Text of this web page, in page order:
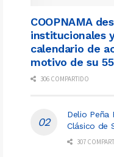
COOPNAMA
institucionales
calendario de
motivo de su
306 COMPARTIDO
Delio Peña
Clásico de
307